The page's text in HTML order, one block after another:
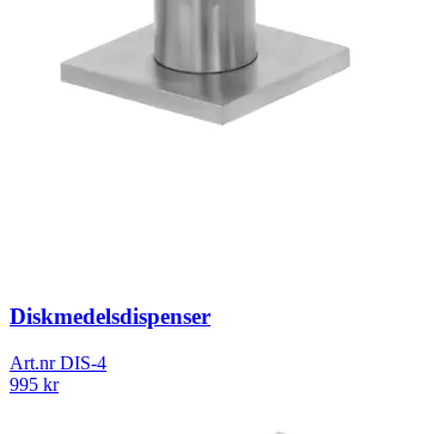
Diskmedelsdispenser
Art.nrDIS-4
995 kr